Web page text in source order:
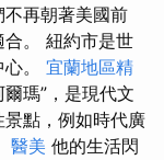
再朝著美國前
。 紐約市是世
。 宜蘭地區精
瑪”，是現代文
點，例如時代廣
醫美 他的生活閃